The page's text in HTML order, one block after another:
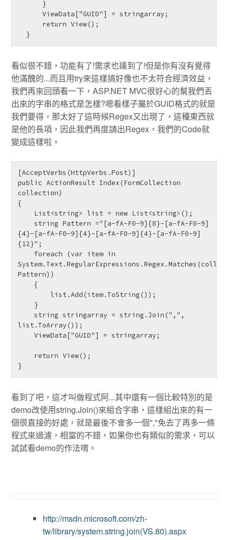
}
ViewData["GUID"] = stringarray;
return View();
}
看似很不錯，功能有了!需求也達到了!但是你有沒有覺得
他滿醜的...而且用try來這樣搞好像也不太符合經濟效益，
我們再來回頭看一下，ASP.NET MVC很好心的幫我們丟
出來的字串的格式是怎樣?嗯看樣子屬於GUID格式的就是
我們要得，那太好了這時候Regex又出現了，這種東西就
是他的長項，因此我們再度請出Regex，我們的Code就
變成這樣啦。
[AcceptVerbs(HttpVerbs.Post)]
public ActionResult Index(FormCollection
collection)
{
string Pattern ="[a-fA-F0-9]{8}-[a-fA-F0-9]
{4}-[a-fA-F0-9]{4}-[a-fA-F0-9]{4}-[a-fA-F0-9]
{12}";
foreach (var item in
Pattern))
{
list.Add(item.ToString());
}
string stringarray = string.Join(",",
list.ToArray());
ViewData["GUID"] = stringarray;
return View();
}
看到了吧，這才叫做程式阿...其中還有一個比較特別的是
demo改使用string.Join()來組合字串，這樣組出來的有一
個很直接的好處，就是最後不會多一個","免去了再多一條
程式來過濾，相當的不錯，如果你也有類似的需求，可以
試試看demo的作法唷。
http://msdn.microsoft.com/zh-
tw/library/system.string.join(VS.80).aspx